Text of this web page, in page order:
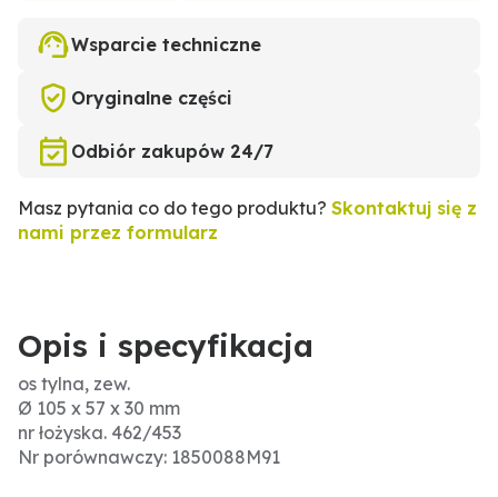
Wsparcie techniczne
Oryginalne części
Odbiór zakupów 24/7
Masz pytania co do tego produktu? Skontaktuj się z
nami przez formularz
Opis i specyfikacja
os tylna, zew.
Ø 105 x 57 x 30 mm
nr łożyska. 462/453
Nr porównawczy: 1850088M91